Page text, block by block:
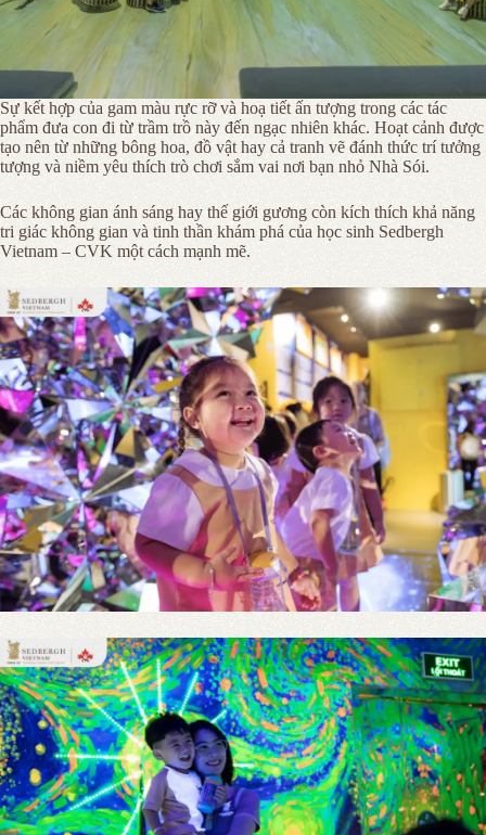
Sự kết hợp của gam màu rực rỡ và hoạ tiết ấn tượng trong các tác
phẩm đưa con đi từ trầm trồ này đến ngạc nhiên khác. Hoạt cảnh được
tạo nên từ những bông hoa, đồ vật hay cả tranh vẽ đánh thức trí tưởng
tượng và niềm yêu thích trò chơi sắm vai nơi bạn nhỏ Nhà Sói.
Các không gian ánh sáng hay thế giới gương còn kích thích khả năng
tri giác không gian và tinh thần khám phá của học sinh Sedbergh
Vietnam – CVK một cách mạnh mẽ.